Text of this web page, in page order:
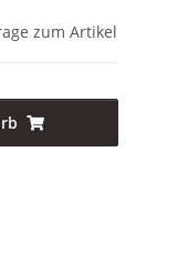
zum Artikel